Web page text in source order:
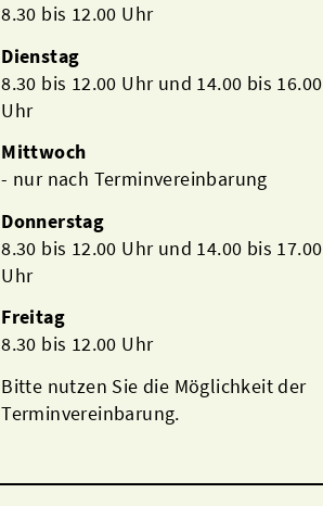
8.30 bis 12.00 Uhr
Dienstag
8.30 bis 12.00 Uhr und 14.00 bis 16.00
Uhr
Mittwoch
- nur nach Terminvereinbarung
Donnerstag
8.30 bis 12.00 Uhr und 14.00 bis 17.00
Uhr
Freitag
8.30 bis 12.00 Uhr
Bitte nutzen Sie die Möglichkeit der
Terminvereinbarung.